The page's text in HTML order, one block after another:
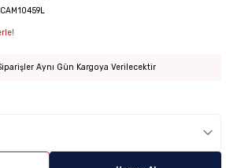
Aynı Gün Kargoya Verilecektir